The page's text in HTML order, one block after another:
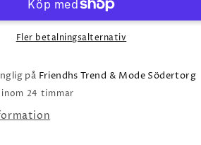
EcruFler betalningsalternativ
på Friendhs Trend & Mode Södertorg
24 timmar